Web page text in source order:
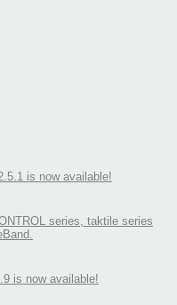
is now available!
series, taktile series
is now available!